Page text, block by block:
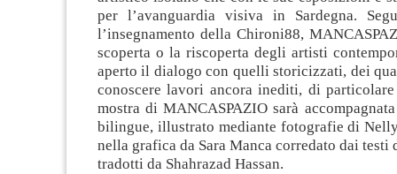
per l’avanguardia visiva in Sardegna.
l’insegnamento della Chironi88,
scoperta o la riscoperta degli artisti
aperto il dialogo con quelli storicizzati, dei
conoscere lavori ancora inediti, di
mostra di MANCASPAZIO sarà
bilingue, illustrato mediante fotografie di
nella grafica da Sara Manca corredato dai testi
tradotti da Shahrazad Hassan.